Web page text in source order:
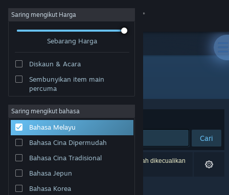
Sign in
Tentang
Sokongan
Ubah bahasa
Dapatkan Steam Mobile App
Saring mengikut Harga
Sebarang Harga
Diskaun & Acara
Sembunyikan item main
percuma
Saring mengikut bahasa
Bahasa Melayu
Bahasa Cina Dipermudah
Bahasa Cina Tradisional
Bahasa Jepun
Bahasa Korea
Pembangun: Monocyte Games
Susun mengikut Perkaitan
Cari
0 hasil sepadan dengan carian anda. 2 tajuk telah dikecualikan
berdasarkan pilihan anda.